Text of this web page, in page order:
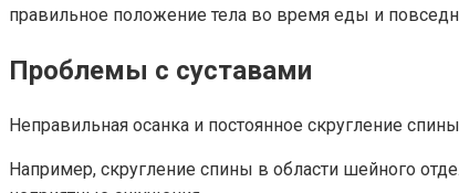
правильное положение тела во время еды и
Проблемы с суставами
Неправильная осанка и постоянное скругление
Например, скругление спины в области шейного